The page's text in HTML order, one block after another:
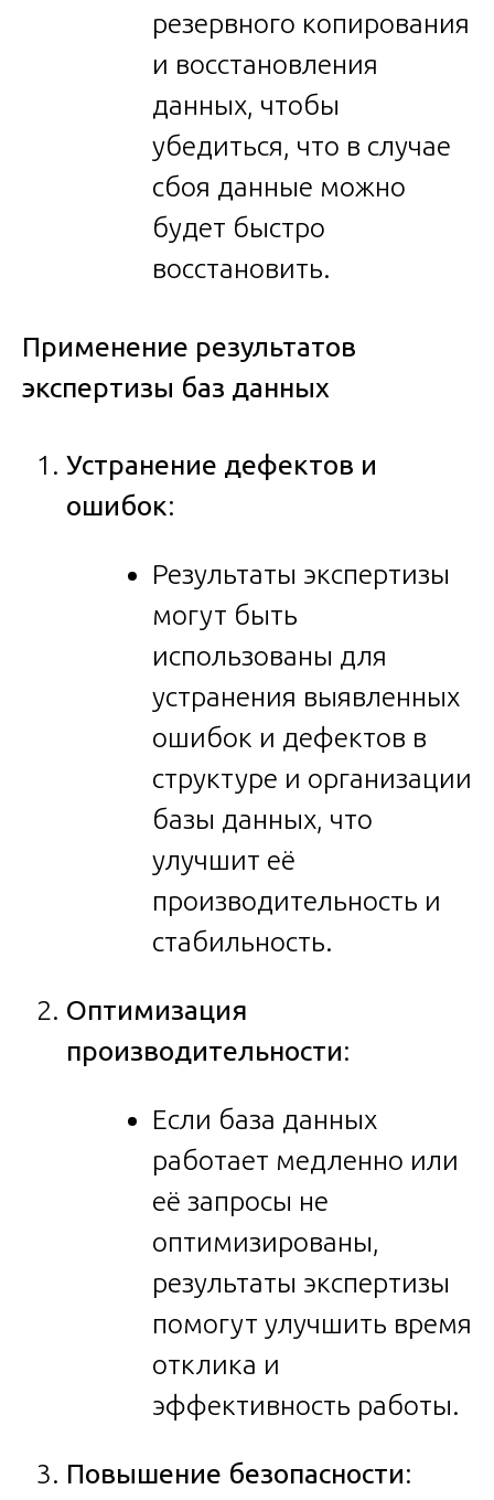
резервного копирования
и восстановления
данных, чтобы
убедиться, что в случае
сбоя данные можно
будет быстро
восстановить.
Применение результатов
экспертизы баз данных
Устранение дефектов и
ошибок:
Результаты экспертизы
могут быть
использованы для
устранения выявленных
ошибок и дефектов в
структуре и организации
базы данных, что
улучшит её
производительность и
стабильность.
Оптимизация
производительности:
Если база данных
работает медленно или
её запросы не
оптимизированы,
результаты экспертизы
помогут улучшить время
отклика и
эффективность работы.
Повышение безопасности: